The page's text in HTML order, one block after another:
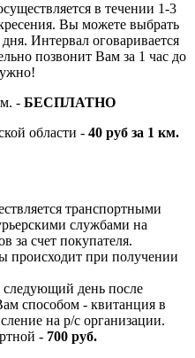
в течении 1-3
Вы можете выбрать
Интервал оговаривается
позвонит Вам за 1 час до
- БЕСПЛАТНО
области - 40 руб за 1 км.
транспортными
службами на
за счет покупателя.
происходит при получении
следующий день после
способом - квитанция в
на р/с организации.
- 700 руб.